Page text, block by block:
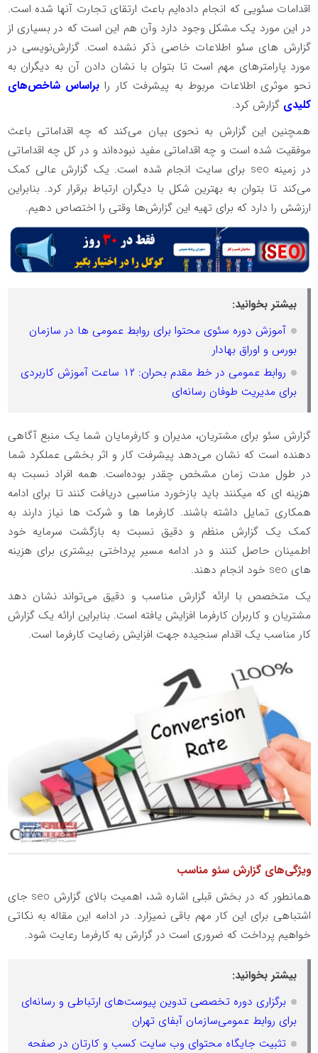
اقدامات سئویی که انجام داده‌ایم باعث ارتقای تجارت آنها شده است.
در این مورد یک مشکل وجود دارد وآن هم این است که در بسیاری از
گزارش‌ های سئو اطلاعات خاصی ذکر نشده است. گزارش‌نویسی در
مورد پارامترهای مهم است تا بتوان با نشان دادن آن به دیگران به
نحو موثری اطلاعات مربوط به پیشرفت کار رابراساس شاخص‌های
کلیدی گزارش کرد.
همچنین این گزارش به نحوی بیان می‌کند که چه اقداماتی باعث
موفقیت شده است و چه اقداماتی مفید نبوده‌اند و در کل چه اقداماتی
در زمینه seo برای سایت انجام شده است. یک گزارش عالی کمک
می‌کند تا بتوان به بهترین شکل با دیگران ارتباط برقرار کرد. بنابراین
ارزشش را دارد که برای تهیه این گزارش‌ها وقتی را اختصاص دهیم.
بیشتر بخوانید:
آموزش دوره سئوی محتوا برای روابط عمومی ها در سازمان
بورس و اوراق بهادار
روابط عمومی در خط مقدم بحران: ۱۲ ساعت آموزش کاربردی
برای مدیریت طوفان رسانه‌ای
گزارش سئو برای مشتریان، مدیران و کارفرمایان شما یک منبع آگاهی
دهنده است که نشان می‌دهد پیشرفت کار و اثر بخشی عملکرد شما
در طول مدت زمان مشخص چقدر بوده‌است. همه افراد نسبت به
هزینه ای که میکنند باید بازخورد مناسبی دریافت کنند تا برای ادامه
همکاری تمایل داشته باشند. کارفرما ها و شرکت ها نیاز دارند به
کمک یک گزارش منظم و دقیق نسبت به بازگشت سرمایه خود
اطمینان حاصل کنند و در ادامه مسیر پرداختی بیشتری برای هزینه
های seo خود انجام دهند.
یک متخصص با ارائه گزارش مناسب و دقیق می‌تواند نشان دهد
مشتریان و کاربران کارفرما افزایش یافته است. بنابراین ارائه یک گزارش
کار مناسب یک اقدام سنجیده جهت افزایش رضایت کارفرما است.
ویژگی‌های گزارش سئو مناسب
همانطور که در بخش قبلی اشاره شد، اهمیت بالای گزارش seo جای
اشتباهی برای این کار مهم باقی نمیزارد. در ادامه این مقاله به نکاتی
خواهیم پرداخت که ضروری است در گزارش به کارفرما رعایت شود.
بیشتر بخوانید:
برگزاری دوره تخصصی تدوین پیوست‌های ارتباطی و رسانه‌ای
برای روابط عمومی‌سازمان آبفای تهران
تثبیت جایگاه محتوای وب سایت کسب و کارتان در صفحه